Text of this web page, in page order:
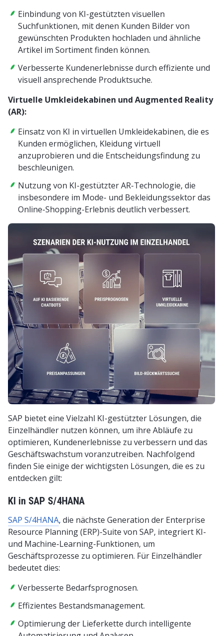
Einbindung von KI-gestützten visuellen
Suchfunktionen, mit denen Kunden Bilder von
gewünschten Produkten hochladen und ähnliche
Artikel im Sortiment finden können.
Verbesserte Kundenerlebnisse durch effiziente und
visuell ansprechende Produktsuche.
Virtuelle Umkleidekabinen und Augmented Reality
(AR):
Einsatz von KI in virtuellen Umkleidekabinen, die es
Kunden ermöglichen, Kleidung virtuell
anzuprobieren und die Entscheidungsfindung zu
beschleunigen.
Nutzung von KI-gestützter AR-Technologie, die
insbesondere im Mode- und Bekleidungssektor das
Online-Shopping-Erlebnis deutlich verbessert.
SAP bietet eine Vielzahl KI-gestützter Lösungen, die
Einzelhändler nutzen können, um ihre Abläufe zu
optimieren, Kundenerlebnisse zu verbessern und das
Geschäftswachstum voranzutreiben. Nachfolgend
finden Sie einige der wichtigsten Lösungen, die es zu
entdecken gilt:
KI in SAP S/4HANA
SAP S/4HANA, die nächste Generation der Enterprise
Resource Planning (ERP)-Suite von SAP, integriert KI-
und Machine-Learning-Funktionen, um
Geschäftsprozesse zu optimieren. Für Einzelhändler
bedeutet dies:
Verbesserte Bedarfsprognosen.
Effizientes Bestandsmanagement.
Optimierung der Lieferkette durch intelligente